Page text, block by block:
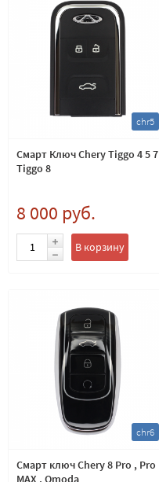
chr5
Смарт Ключ Chery Tiggo 4 5 7
Tiggo 8
8 000 руб.
В корзину
chr6
Смарт ключ Chery 8 Pro , Pro
MAX , Omoda